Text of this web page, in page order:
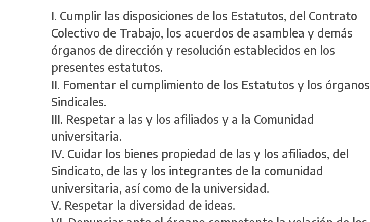
I. Cumplir las disposiciones de los Estatutos, del Contrato
Colectivo de Trabajo, los acuerdos de asamblea y demás
órganos de dirección y resolución establecidos en los
presentes estatutos.
II. Fomentar el cumplimiento de los Estatutos y los órganos
Sindicales.
III. Respetar a las y los afiliados y a la Comunidad
universitaria.
IV. Cuidar los bienes propiedad de las y los afiliados, del
Sindicato, de las y los integrantes de la comunidad
universitaria, así como de la universidad.
V. Respetar la diversidad de ideas.